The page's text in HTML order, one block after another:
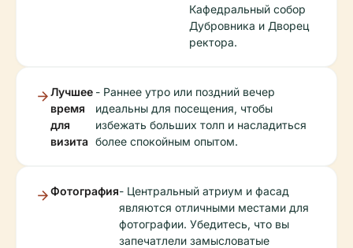
Кафедральный собор
Дубровника и Дворец
ректора.
Лучшее
время
для
визита
- Раннее утро или поздний вечер
идеальны для посещения, чтобы
избежать больших толп и насладиться
более спокойным опытом.
Фотография- Центральный атриум и фасад
являются отличными местами для
фотографии. Убедитесь, что вы
запечатлели замысловатые